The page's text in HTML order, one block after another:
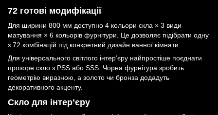
72 готові модифікації
Для ширини 800 мм доступно 4 кольори скла × 3 види
матування × 6 кольорів фурнітури. Це дозволяє підібрати одну
з 72 комбінацій під конкретний дизайн ванної кімнати.
Для універсального світлого інтер’єру найпростіше поєднати
прозоре скло з PSS або SSS. Чорна фурнітура зробить
геометрію виразною, а золото чи бронза додадуть
декоративного акценту.
Скло для інтер’єру